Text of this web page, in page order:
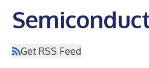
Get RSS Feed